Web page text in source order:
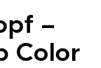
–
Color